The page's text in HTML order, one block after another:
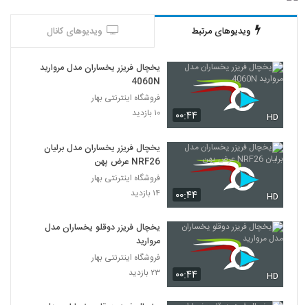
ویدیوهای مرتبط ویدیوهای کانال
۰۰:۴۴ HD
یخچال فریزر یخساران مدل مروارید
4060N
فروشگاه اینترنتی بهار
۱۰ بازدید
۰۰:۴۴ HD
یخچال فریزر یخساران مدل برلیان
NRF26 عرض پهن
فروشگاه اینترنتی بهار
۱۴ بازدید
۰۰:۴۴ HD
یخچال فریزر دوقلو یخساران مدل
مروارید
فروشگاه اینترنتی بهار
۲۳ بازدید